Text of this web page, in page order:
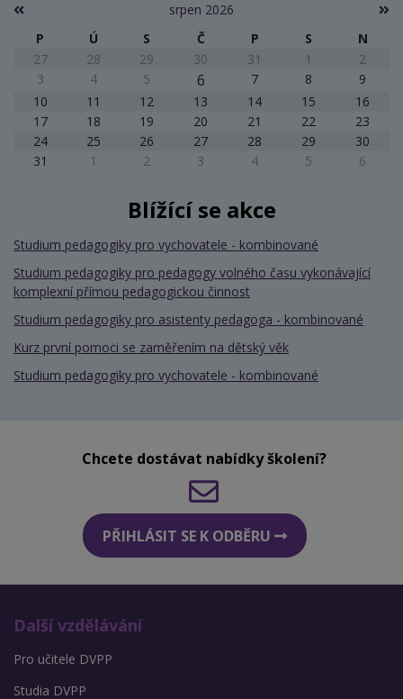
srpen 2026
P
Ú S Č P S
N
27
28 29 30 31 1
2
3
4 5 6 7 8
9
10
11 12 13 14 15
16
17
18 19 20 21 22
23
24
25 26 27 28 29
30
31
1 2 3 4 5 6
Blížící se akce
Studium pedagogiky pro vychovatele - kombinované
Studium pedagogiky pro pedagogy volného času vykonávající
komplexní přímou pedagogickou činnost
Studium pedagogiky pro asistenty pedagoga - kombinované
Kurz první pomoci se zaměřením na dětský věk
Studium pedagogiky pro vychovatele - kombinované
Chcete dostávat nabídky školení?
PŘIHLÁSIT SE K ODBĚRU
Další vzdělávání
Pro učitele DVPP
Studia DVPP